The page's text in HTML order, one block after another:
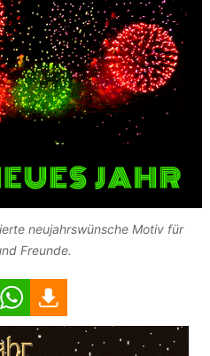
neujahrswünsche Motiv für
Freunde.